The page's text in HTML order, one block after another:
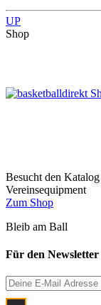
UP
Shop
Besucht den
Vereinsequipment
Zum Shop
Bleib am Ball
Für den Newsletter